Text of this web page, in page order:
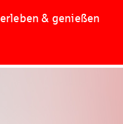
erleben & genießen